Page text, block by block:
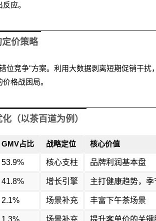
应。
价策略
位竞争"方案。利用大数据剥离短期促销干
格战困局。
（以茶百道为例）
GMV占比 战略定位 核心价值
53.9% 核心支柱 品牌利润基本盘
41.8% 增长引擎 主打健康趋势，
2.1% 场景补充 丰富下午茶场景
1.3% 场景补充 提升客单价的关键